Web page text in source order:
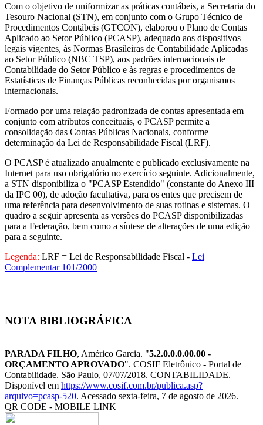
Com o objetivo de uniformizar as práticas contábeis, a Secretaria do
Tesouro Nacional (STN), em conjunto com o Grupo Técnico de
Procedimentos Contábeis (GTCON), elaborou o Plano de Contas
Aplicado ao Setor Público (PCASP), adequado aos dispositivos
legais vigentes, às Normas Brasileiras de Contabilidade Aplicadas
ao Setor Público (NBC TSP), aos padrões internacionais de
Contabilidade do Setor Público e às regras e procedimentos de
Estatísticas de Finanças Públicas reconhecidas por organismos
internacionais.
Formado por uma relação padronizada de contas apresentada em
conjunto com atributos conceituais, o PCASP permite a
consolidação das Contas Públicas Nacionais, conforme
determinação da Lei de Responsabilidade Fiscal (LRF).
O PCASP é atualizado anualmente e publicado exclusivamente na
Internet para uso obrigatório no exercício seguinte. Adicionalmente,
a STN disponibiliza o "PCASP Estendido" (constante do Anexo III
da IPC 00), de adoção facultativa, para os entes que precisem de
uma referência para desenvolvimento de suas rotinas e sistemas. O
quadro a seguir apresenta as versões do PCASP disponibilizadas
para a Federação, bem como a síntese de alterações de uma edição
para a seguinte.
Legenda: LRF = Lei de Responsabilidade Fiscal - Lei
Complementar 101/2000
NOTA BIBLIOGRÁFICA
PARADA FILHO, Américo Garcia. "5.2.0.0.0.00.00 -
ORÇAMENTO APROVADO". COSIF Eletrônico - Portal de
Contabilidade. São Paulo, 07/07/2018. CONTABILIDADE.
Disponível em https://www.cosif.com.br/publica.asp?
arquivo=pcasp-520. Acessado sexta-feira, 7 de agosto de 2026.
QR CODE - MOBILE LINK